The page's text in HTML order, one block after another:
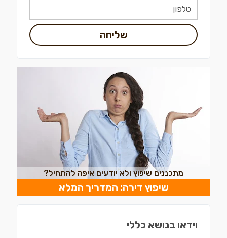
שליחה
מתכננים שיפוץ ולא יודעים איפה להתחיל?
שיפוץ דירה: המדריך המלא
וידאו בנושא כללי